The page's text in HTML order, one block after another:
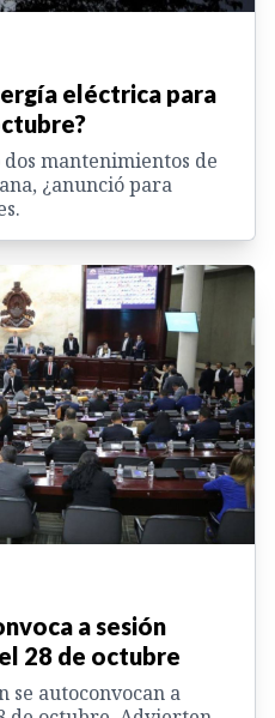
eléctrica para
mantenimientos de
¿anunció para
a sesión
28 de octubre
se autoconvocan a